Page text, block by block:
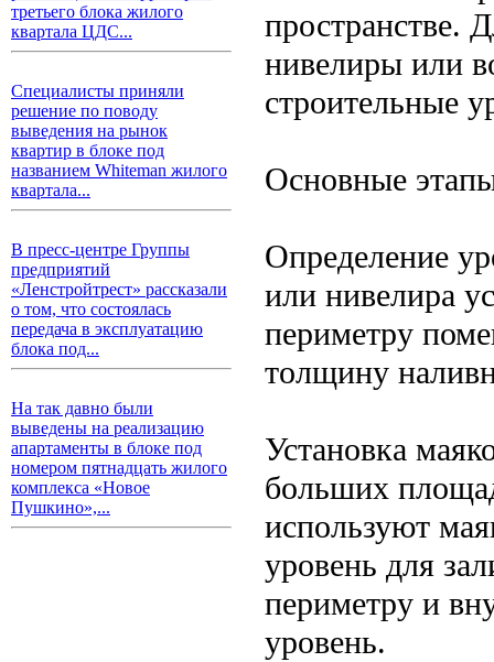
третьего блока жилого
квартала ЦДС...
Специалисты приняли
решение по поводу
выведения на рынок
квартир в блоке под
названием Whiteman жилого
квартала...
В пресс-центре Группы
предприятий
«Ленстройтрест» рассказали
о том, что состоялась
передача в эксплуатацию
блока под...
На так давно были
выведены на реализацию
апартаменты в блоке под
номером пятнадцать жилого
комплекса «Новое
Пушкино»,...
пространстве.
нивелиры или
строительные
Основные
Определение
или нивелира
периметру
толщину
Установка
больших
используют
уровень для
периметру и
уровень.